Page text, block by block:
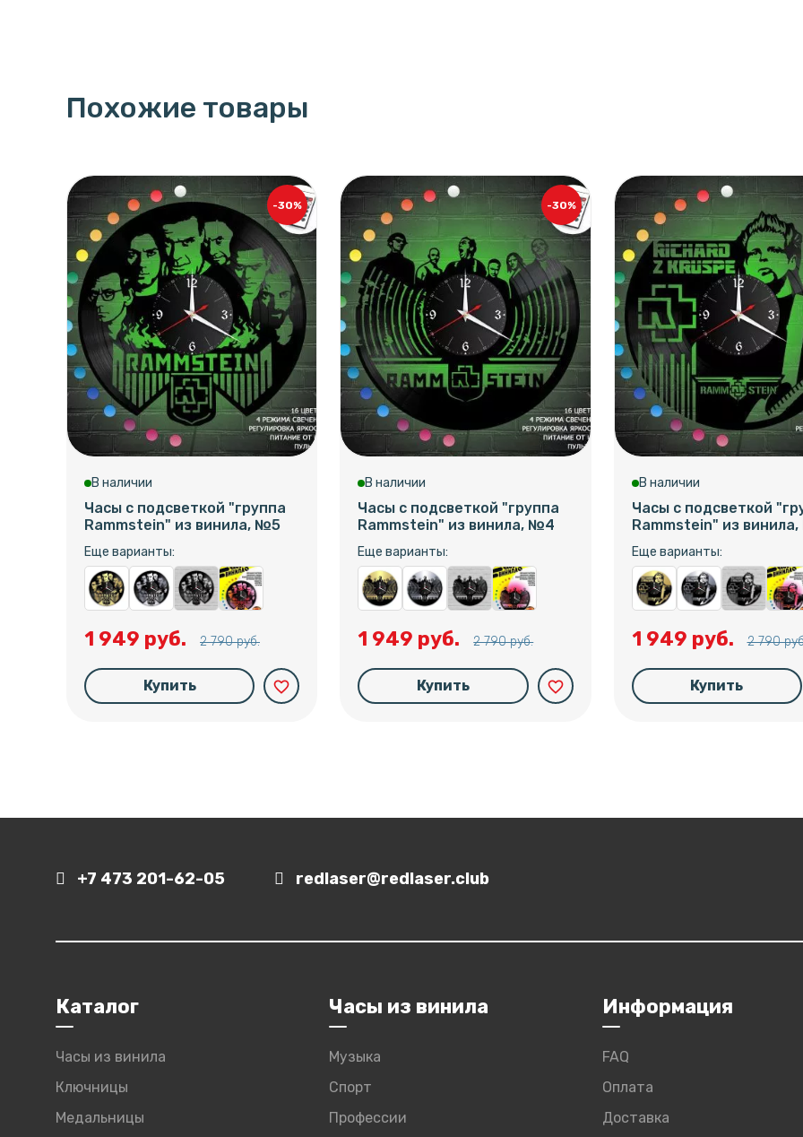
Похожие товары
-30%
В наличии
Часы с подсветкой "группа
Rammstein" из винила, №5
Еще варианты:
1 949 руб. 2 790 руб.
Купить favorite_border
-30%
В наличии
Часы с подсветкой "группа
Rammstein" из винила, №4
Еще варианты:
1 949 руб. 2 790 руб.
Купить favorite_border
В наличии
Часы с подсветкой
Rammstein" из
Еще варианты:
1 949 руб. 2 790
Купить
+7 473 201-62-05 redlaser@redlaser.club
Каталог
Часы из винила
Ключницы
Медальницы
Часы из винила
Музыка
Спорт
Профессии
Информация
FAQ
Оплата
Доставка